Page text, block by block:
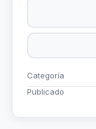
Categoría
Publicado